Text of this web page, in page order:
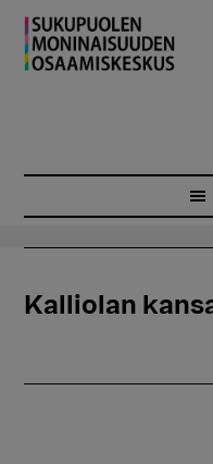
Hyppää
pääsisältöön
Kalliolan